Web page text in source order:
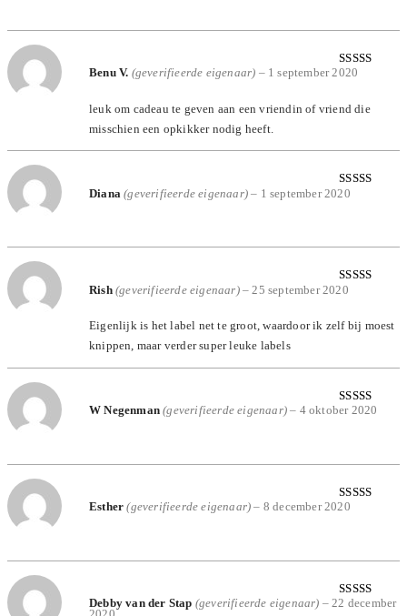
Gewaardeerd
Benu V. (geverifieerde eigenaar) – 1 september 2020
leuk om cadeau te geven aan een vriendin of vriend die
misschien een opkikker nodig heeft.
Gewaardeerd
Diana(geverifieerde eigenaar) – 1 september 2020
Gewaardeerd
Rish (geverifieerde eigenaar) – 25 september 2020
Eigenlijk is het label net te groot, waardoor ik zelf bij moest
knippen, maar verder super leuke labels
Gewaardeerd
W Negenman(geverifieerde eigenaar) – 4 oktober 2020
Gewaardeerd
Esther(geverifieerde eigenaar) – 8 december 2020
Gewaardeerd
Debby van der Stap (geverifieerde eigenaar) – 22 december